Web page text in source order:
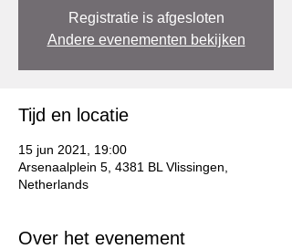
Registratie is afgesloten
Andere evenementen bekijken
Tijd en locatie
15 jun 2021, 19:00
Arsenaalplein 5, 4381 BL Vlissingen,
Netherlands
Over het evenement